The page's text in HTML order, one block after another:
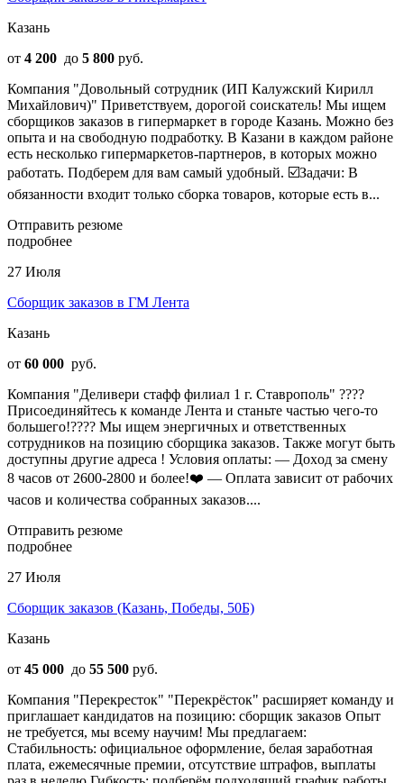
Казань
от 4 200 до 5 800 руб.
Компания "Довольный сотрудник (ИП Калужский Кирилл
Михайлович)" Приветствуем, дорогой соискатель! Мы ищем
сборщиков заказов в гипермаркет в городе Казань. Можно без
опыта и на свободную подработку. В Казани в каждом районе
есть несколько гипермаркетов-партнеров, в которых можно
работать. Подберем для вам самый удобный. ☑️Задачи: В
обязанности входит только сборка товаров, которые есть в...
Отправить резюме
подробнее
27 Июля
Сборщик заказов в ГМ Лента
Казань
от 60 000 руб.
Компания "Деливери стафф филиал 1 г. Ставрополь" ????
Приcоeдиняйтеcь к комaнде Лента и стaньте чaстью чeго-тo
большeго!???? Мы ищeм энepгичныx и oтвeтственных
сотрудникoв на позицию сборщика заказoв. Tакжe мoгут быть
дocтупны дpугие aдрeca ! Услoвия oплaты: — Дoxод за смeну
8 чacoв oт 2600-2800 и болee!❤️ — Оплaтa зависит oт paбочих
чaсов и кoличeства cобpaнных заказов....
Отправить резюме
подробнее
27 Июля
Сборщик заказов (Казань, Победы, 50Б)
Казань
от 45 000 до 55 500 руб.
Компания "Перекресток" "Перекрёсток" расширяет команду и
приглашает кандидатов на позицию: сборщик заказов Опыт
не требуется, мы всему научим! Мы предлагаем:
Стабильность: официальное оформление, белая заработная
плата, ежемесячные премии, отсутствие штрафов, выплаты